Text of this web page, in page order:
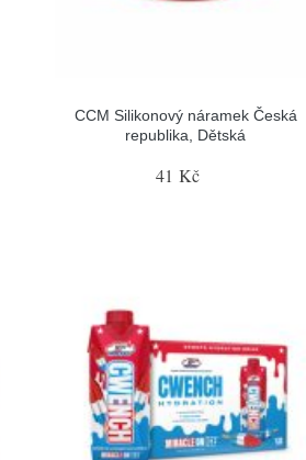
CCM Silikonový náramek Česká
republika, Dětská
41 Kč